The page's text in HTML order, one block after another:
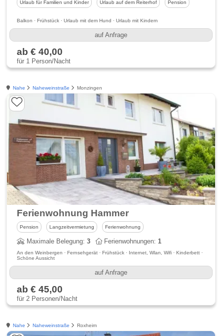
Urlaub für Familien und Kinder Urlaub auf dem Reiterhof Pension
Balkon · Frühstück · Urlaub mit dem Hund · Urlaub mit Kindern
auf Anfrage
ab € 40,00
für 1 Person/Nacht
Nahe Naheweinstraße Monzingen
Ferienwohnung Hammer
Pension Langzeitvermietung Ferienwohnung
Maximale Belegung:3 Ferienwohnungen:1
An den Weinbergen · Fernsehgerät · Frühstück · Internet, Wlan, Wifi · Kinderbett ·
Schöne Aussicht
auf Anfrage
ab € 45,00
für 2 Personen/Nacht
Nahe Naheweinstraße Roxheim